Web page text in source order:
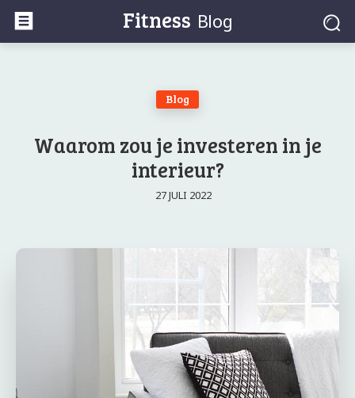
Fitness Blog
Blog
Waarom zou je investeren in je
interieur?
27 JULI 2022